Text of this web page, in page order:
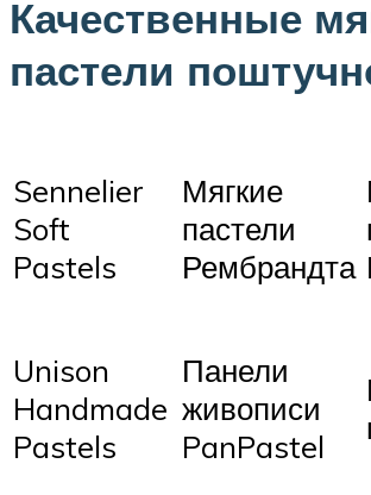
Качественные
пастели
Sennelier
Soft
Pastels
Мягкие
пастели
Рембрандта
Unison
Handmade
Pastels
Панели
живописи
PanPastel